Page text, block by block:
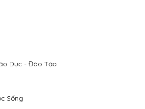
Dục - Đào Tạo
Sống